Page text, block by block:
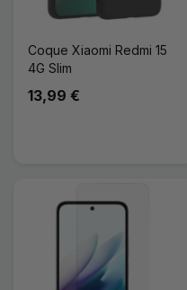
Coque Xiaomi Redmi 15
4G Slim
13,99 €